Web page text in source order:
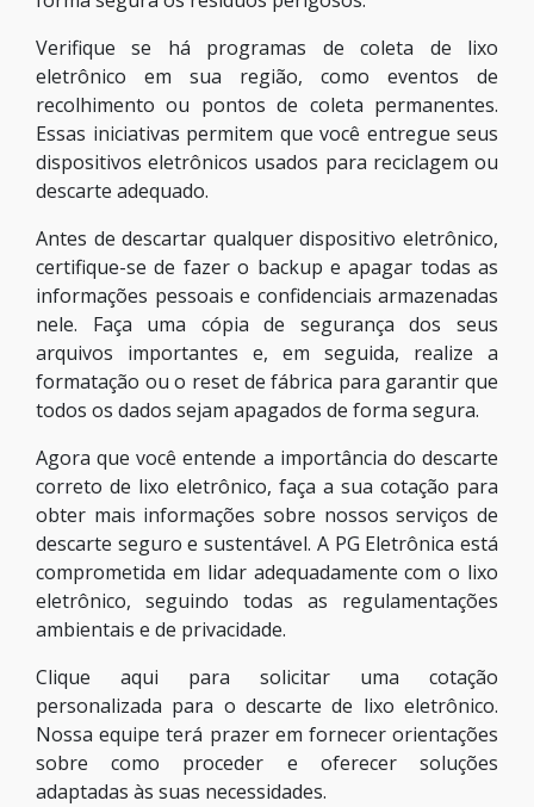
Verifique se há programas de coleta de lixo
eletrônico em sua região, como eventos de
recolhimento ou pontos de coleta permanentes.
Essas iniciativas permitem que você entregue seus
dispositivos eletrônicos usados para reciclagem ou
descarte adequado.
Antes de descartar qualquer dispositivo eletrônico,
certifique-se de fazer o backup e apagar todas as
informações pessoais e confidenciais armazenadas
nele. Faça uma cópia de segurança dos seus
arquivos importantes e, em seguida, realize a
formatação ou o reset de fábrica para garantir que
todos os dados sejam apagados de forma segura.
Agora que você entende a importância do descarte
correto de lixo eletrônico, faça a sua cotação para
obter mais informações sobre nossos serviços de
descarte seguro e sustentável. A PG Eletrônica está
comprometida em lidar adequadamente com o lixo
eletrônico, seguindo todas as regulamentações
ambientais e de privacidade.
Clique aqui para solicitar uma cotação
personalizada para o descarte de lixo eletrônico.
Nossa equipe terá prazer em fornecer orientações
sobre como proceder e oferecer soluções
adaptadas às suas necessidades.